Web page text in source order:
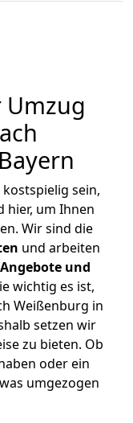
sein,
hier, um Ihnen
Wir sind die
und arbeiten
und
wichtig es ist,
Weißenburg in
setzen wir
zu bieten. Ob
oder ein
umgezogen